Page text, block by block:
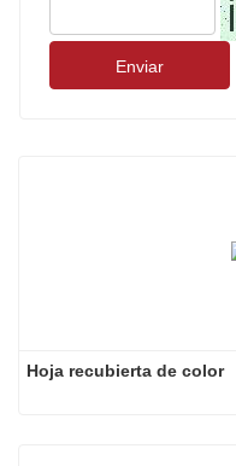
Enviar
Hoja recubierta de color